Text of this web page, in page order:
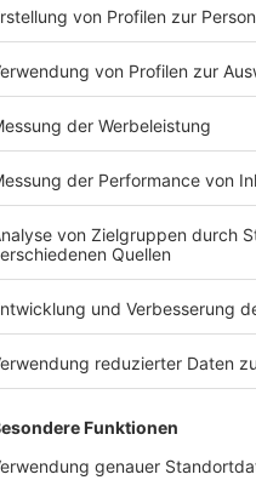
überhaupt gestattet
für den Einsatz
Policy oder
können nicht nur die
neue Use Cases
Die Aufzeichnung
die Aufzeichnung sogar
tatsächlich freiwillig ist. Bei